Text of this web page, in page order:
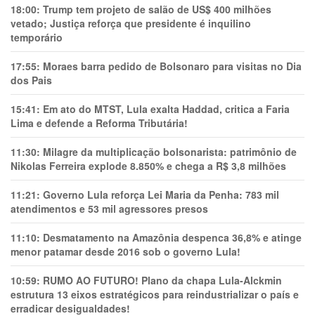
18:00: Trump tem projeto de salão de US$ 400 milhões
vetado; Justiça reforça que presidente é inquilino
temporário
17:55: Moraes barra pedido de Bolsonaro para visitas no Dia
dos Pais
15:41: Em ato do MTST, Lula exalta Haddad, critica a Faria
Lima e defende a Reforma Tributária!
11:30: Milagre da multiplicação bolsonarista: patrimônio de
Nikolas Ferreira explode 8.850% e chega a R$ 3,8 milhões
11:21: Governo Lula reforça Lei Maria da Penha: 783 mil
atendimentos e 53 mil agressores presos
11:10: Desmatamento na Amazônia despenca 36,8% e atinge
menor patamar desde 2016 sob o governo Lula!
10:59: RUMO AO FUTURO! Plano da chapa Lula-Alckmin
estrutura 13 eixos estratégicos para reindustrializar o país e
erradicar desigualdades!